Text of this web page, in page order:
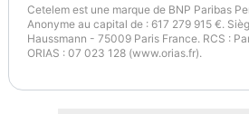
Cetelem est une marque de BNP Paribas
Anonyme au capital de : 617 279 915 €.
Haussmann - 75009 Paris France. RCS :
ORIAS : 07 023 128 (www.orias.fr).